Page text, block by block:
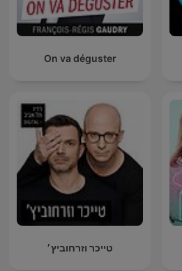
On va déguster
טייכר וזרחוביץ׳